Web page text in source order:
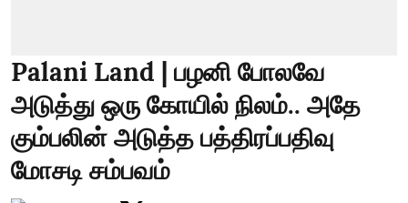
Palani Land | பழனி போலவே
அடுத்து ஒரு கோயில் நிலம்.. அதே
கும்பலின் அடுத்த பத்திரப்பதிவு
மோசடி சம்பவம்